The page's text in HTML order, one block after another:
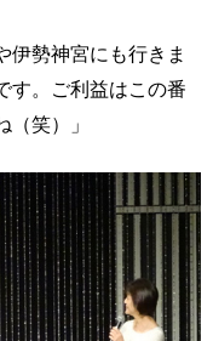
伊勢神宮にも行きま
す。ご利益はこの番
笑）」